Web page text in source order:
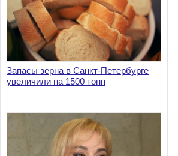
Запасы зерна в Санкт-Петербурге
увеличили на 1500 тонн